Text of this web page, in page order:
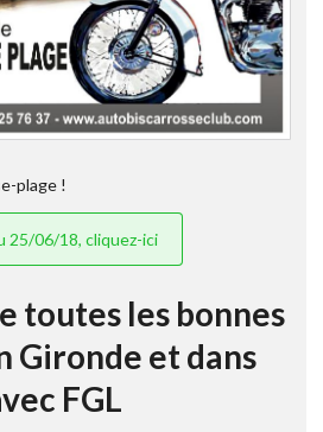
plage !
25/06/18, cliquez-ici
toutes les bonnes
Gironde et dans
FGL